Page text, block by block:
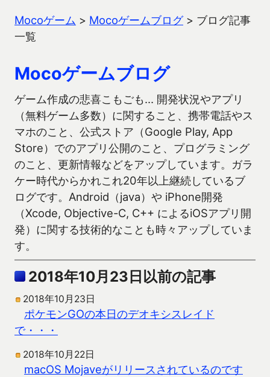
Mocoゲーム > Mocoゲームブログ> ブログ記事
一覧
Mocoゲームブログ
ゲーム作成の悲喜こもごも… 開発状況やアプリ
（無料ゲーム多数）に関すること、携帯電話やス
マホのこと、公式ストア（Google Play, App
Store）でのアプリ公開のこと、プログラミング
のこと、更新情報などをアップしています。ガラ
ケー時代からかれこれ20年以上継続しているブ
ログです。Android（java）や iPhone開発
（Xcode, Objective-C, C++ によるiOSアプリ開
発）に関する技術的なことも時々アップしていま
す。
2018年10月23日以前の記事
2018年10月23日
ポケモンGOの本日のデオキシスレイド
で・・・
2018年10月22日
macOS Mojaveがリリースされているのです